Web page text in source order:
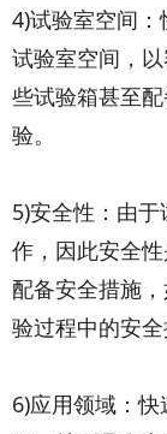
4)试验室空间
试验室空间，
些试验箱甚至
验。
5)安全性：由
作，因此安全
配备安全措施
验过程中的安全
6)应用领域：